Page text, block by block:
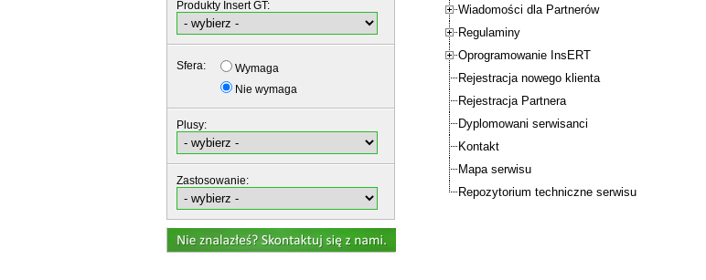
Produkty Insert GT:
Sfera:
Wymaga
Nie wymaga
Plusy:
Zastosowanie:
Wiadomości dla Partnerów
Regulaminy
Oprogramowanie InsERT
Rejestracja nowego klienta
Rejestracja Partnera
Dyplomowani serwisanci
Kontakt
Mapa serwisu
Repozytorium techniczne serwisu